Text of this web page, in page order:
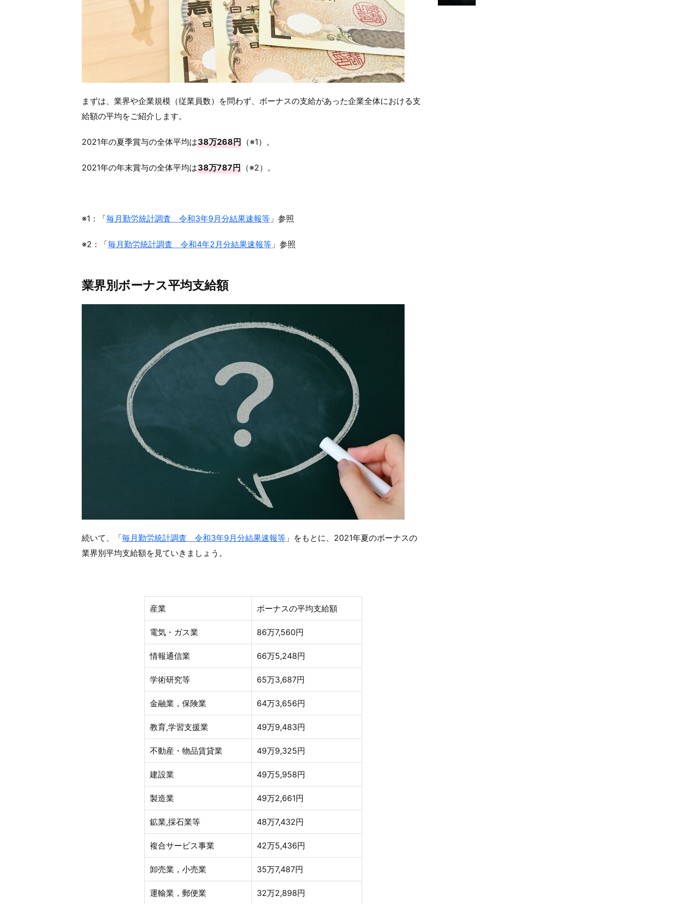
まずは、業界や企業規模（従業員数）を問わず、ボーナスの支給があった企業全体における支
給額の平均をご紹介します。
2021年の夏季賞与の全体平均は38万268円 （※1）。
2021年の年末賞与の全体平均は38万787円 （※2）。
※1：「毎月勤労統計調査 令和3年9月分結果速報等 」参照
※2：「毎月勤労統計調査 令和4年2月分結果速報等 」参照
業界別ボーナス平均支給額
続いて、「毎月勤労統計調査 令和3年9月分結果速報等 」をもとに、2021年夏のボーナスの
業界別平均支給額を見ていきましょう。
産業 ボーナスの平均支給額
電気・ガス業 86万7,560円
情報通信業 66万5,248円
学術研究等 65万3,687円
金融業，保険業 64万3,656円
教育,学習支援業 49万9,483円
不動産・物品賃貸業 49万9,325円
建設業 49万5,958円
製造業 49万2,661円
鉱業,採石業等 48万7,432円
複合サービス事業 42万5,436円
卸売業，小売業 35万7,487円
運輸業，郵便業 32万2,898円